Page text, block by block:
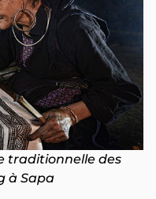
traditionnelle des
à Sapa